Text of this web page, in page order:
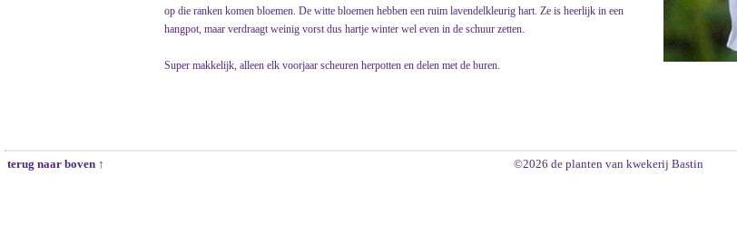
op die ranken komen bloemen. De witte bloemen hebben een ruim lavendelkleurig hart. Ze is heerlijk in een
hangpot, maar verdraagt weinig vorst dus hartje winter wel even in de schuur zetten.
Super makkelijk, alleen elk voorjaar scheuren herpotten en delen met de buren.
terug naar boven ↑ ©2026 de planten van kwekerij Bastin